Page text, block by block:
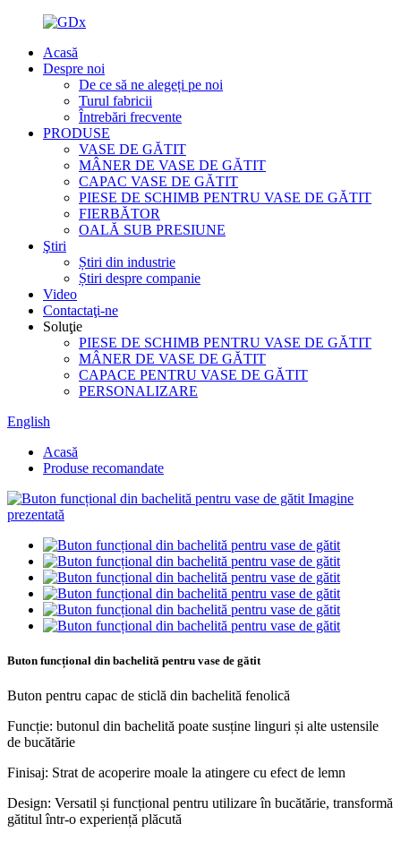
Acasă
Despre noi
De ce să ne alegeți pe noi
Turul fabricii
Întrebări frecvente
PRODUSE
VASE DE GĂTIT
MÂNER DE VASE DE GĂTIT
CAPAC VASE DE GĂTIT
PIESE DE SCHIMB PENTRU VASE DE GĂTIT
FIERBĂTOR
OALĂ SUB PRESIUNE
Ştiri
Știri din industrie
Știri despre companie
Video
Contactaţi-ne
Soluţie
PIESE DE SCHIMB PENTRU VASE DE GĂTIT
MÂNER DE VASE DE GĂTIT
CAPACE PENTRU VASE DE GĂTIT
PERSONALIZARE
English
Acasă
Produse recomandate
Buton funcțional din bachelită pentru vase de gătit
Buton pentru capac de sticlă din bachelită fenolică
Funcție: butonul din bachelită poate susține linguri și alte ustensile
de bucătărie
Finisaj: Strat de acoperire moale la atingere cu efect de lemn
Design: Versatil și funcțional pentru utilizare în bucătărie, transformă
gătitul într-o experiență plăcută